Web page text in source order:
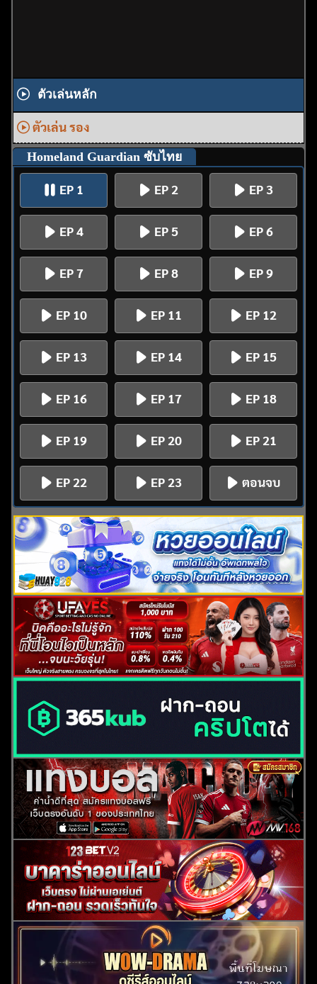
ค้นหา
สำหรับ:
ตัวเล่นหลัก
ตัวเล่น รอง
Homeland Guardian ซับไทย
EP 1 EP 2 EP 3
EP 4 EP 5 EP 6
EP 7 EP 8 EP 9
EP 10 EP 11 EP 12
EP 13 EP 14 EP 15
EP 16 EP 17 EP 18
EP 19 EP 20 EP 21
EP 22 EP 23 ตอนจบ